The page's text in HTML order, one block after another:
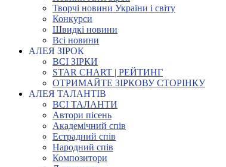
Творчі новини України і світу
Конкурси
Швидкі новини
Всі новини
АЛЕЯ ЗІРОК
ВСІ ЗІРКИ
STAR CHART | РЕЙТИНГ
ОТРИМАЙТЕ ЗІРКОВУ СТОРІНКУ
АЛЕЯ ТАЛАНТІВ
ВСІ ТАЛАНТИ
Автори пісень
Академічний спів
Естрадний спів
Народний спів
Композитори